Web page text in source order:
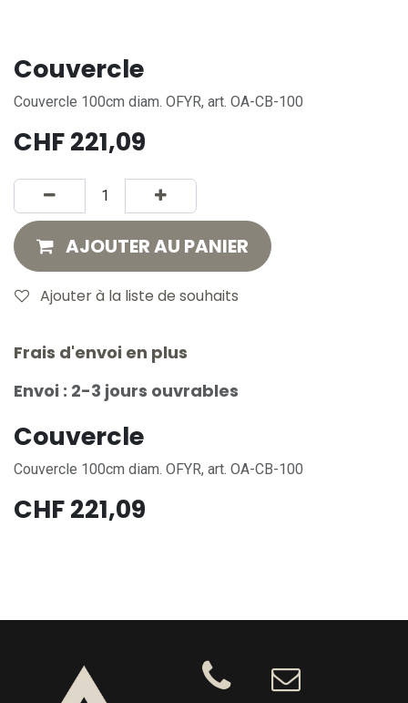
Couvercle
Couvercle 100cm diam. OFYR, art. OA-CB-100
CHF221,09
AJOUTER AU PANIER
Ajouter à la liste de souhaits
Frais d'envoi en plus
Envoi : 2-3 jours ouvrables
Couvercle
Couvercle 100cm diam. OFYR, art. OA-CB-100
CHF221,09